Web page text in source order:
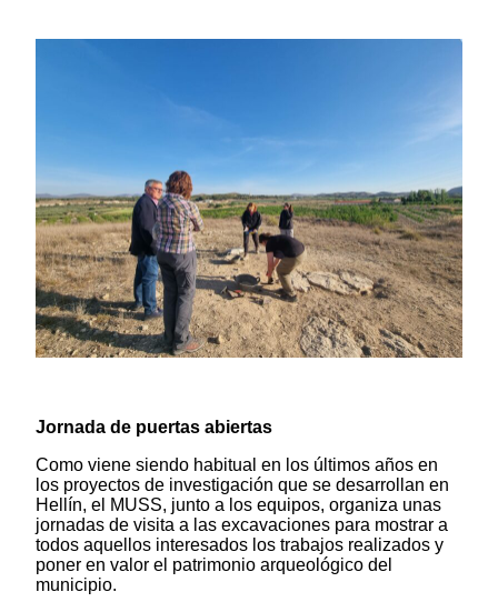
Jornada de puertas abiertas
Como viene siendo habitual en los últimos años en
los proyectos de investigación que se desarrollan en
Hellín, el MUSS, junto a los equipos, organiza unas
jornadas de visita a las excavaciones para mostrar a
todos aquellos interesados los trabajos realizados y
poner en valor el patrimonio arqueológico del
municipio.